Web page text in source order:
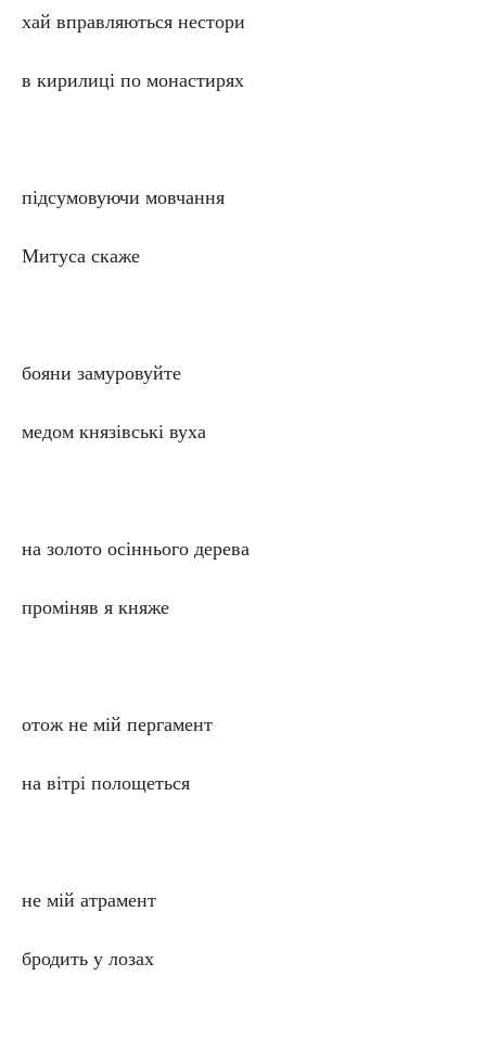
хай вправляються нестори
в кирилиці по монастирях
підсумовуючи мовчання
Митуса скаже
бояни замуровуйте
медом князівські вуха
на золото осіннього дерева
проміняв я княже
отож не мій пергамент
на вітрі полощеться
не мій атрамент
бродить у лозах